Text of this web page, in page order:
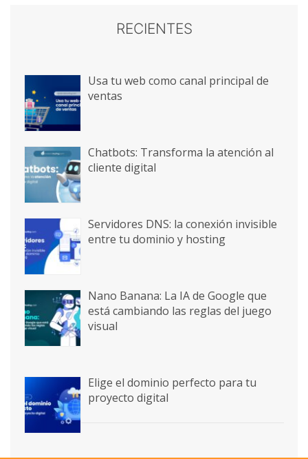
RECIENTES
Usa tu web como canal principal de
ventas
Chatbots: Transforma la atención al
cliente digital
Servidores DNS: la conexión invisible
entre tu dominio y hosting
Nano Banana: La IA de Google que
está cambiando las reglas del juego
visual
Elige el dominio perfecto para tu
proyecto digital